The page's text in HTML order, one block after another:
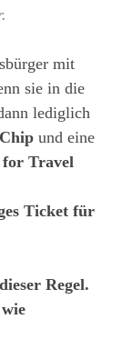
mit
sie in die
lediglich
und eine
for Travel
Ticket für
Regel.